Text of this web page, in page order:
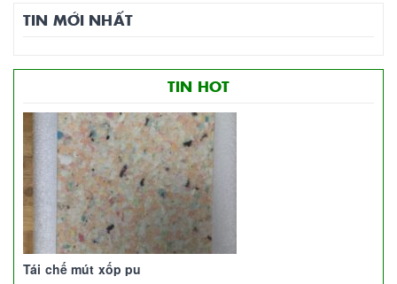
TIN MỚI NHẤT
TIN HOT
Tái chế mút xốp pu